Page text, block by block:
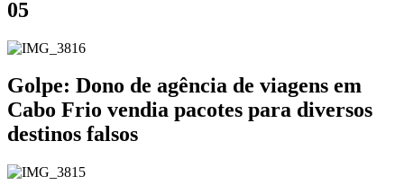
05
Golpe: Dono de agência de viagens em
Cabo Frio vendia pacotes para diversos
destinos falsos